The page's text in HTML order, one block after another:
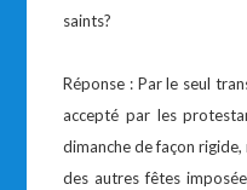
saints?
Réponse : Par le seul
accepté par les
dimanche de façon
des autres fêtes